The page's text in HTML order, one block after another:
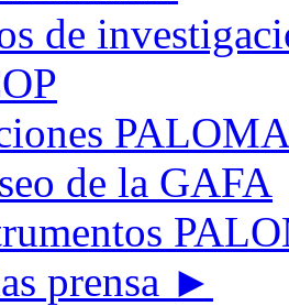
de
de la GAFA
prensa ►